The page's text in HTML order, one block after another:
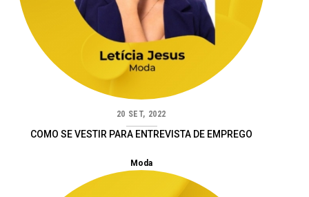
20 SET, 2022
COMO SE VESTIR PARA ENTREVISTA DE EMPREGO
Moda